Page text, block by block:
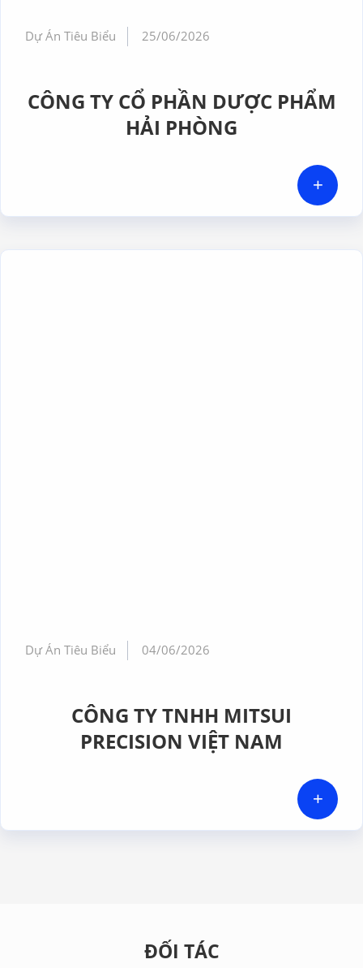
Dự Án Tiêu Biểu 25/06/2026
CÔNG TY CỔ PHẦN DƯỢC PHẨM
HẢI PHÒNG
+
Dự Án Tiêu Biểu 04/06/2026
CÔNG TY TNHH MITSUI
PRECISION VIỆT NAM
+
ĐỐI TÁC